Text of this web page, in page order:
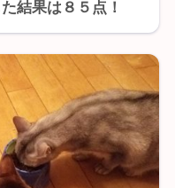
結果は８５点！